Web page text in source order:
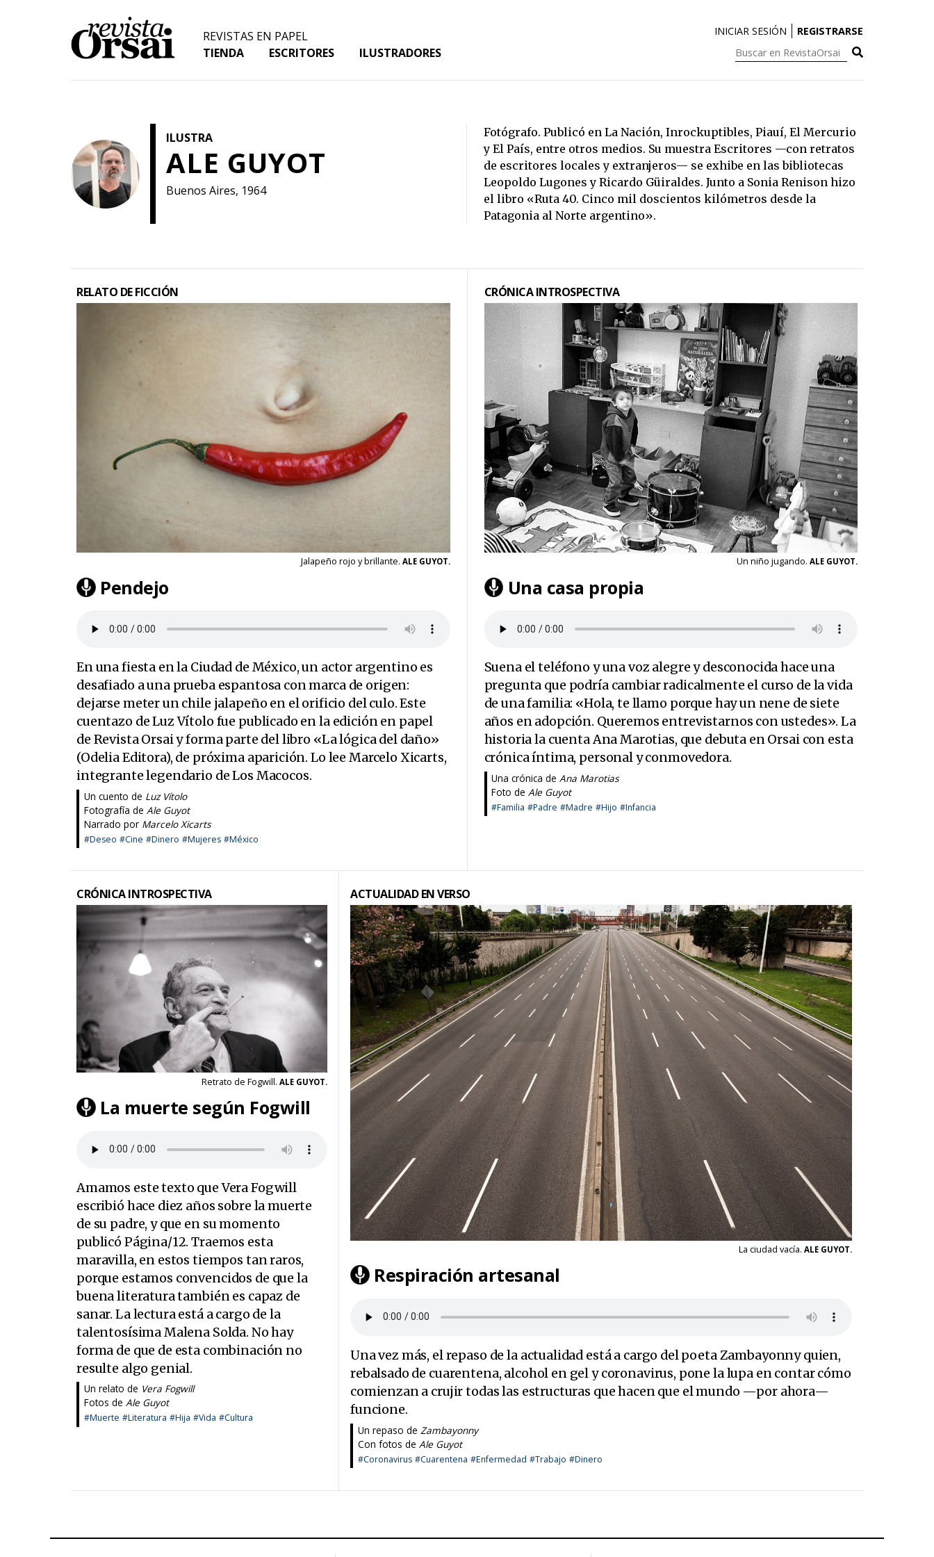
REVISTAS EN PAPEL
TIENDA
ESCRITORES ILUSTRADORES
INICIAR SESIÓN REGISTRARSE
Buscar
RevistaOrsai:
ILUSTRA
ALE GUYOT
Buenos Aires, 1964
Fotógrafo. Publicó en La Nación, Inrockuptibles, Piauí, El Mercurio
y El País, entre otros medios. Su muestra Escritores —con retratos
de escritores locales y extranjeros— se exhibe en las bibliotecas
Leopoldo Lugones y Ricardo Güiraldes. Junto a Sonia Renison hizo
el libro «Ruta 40. Cinco mil doscientos kilómetros desde la
Patagonia al Norte argentino».
RELATO DE FICCIÓN
Jalapeño rojo y brillante. ALE GUYOT.
Pendejo
En una fiesta en la Ciudad de México, un actor argentino es
desafiado a una prueba espantosa con marca de origen:
dejarse meter un chile jalapeño en el orificio del culo. Este
cuentazo de Luz Vítolo fue publicado en la edición en papel
de Revista Orsai y forma parte del libro «La lógica del daño»
(Odelia Editora), de próxima aparición. Lo lee Marcelo Xicarts,
integrante legendario de Los Macocos.
Un cuento de Luz Vítolo
Fotografía de Ale Guyot
Narrado por Marcelo Xicarts
#Deseo #Cine #Dinero #Mujeres #México
CRÓNICA INTROSPECTIVA
Un niño jugando. ALE GUYOT.
Una casa propia
Suena el teléfono y una voz alegre y desconocida hace una
pregunta que podría cambiar radicalmente el curso de la vida
de una familia: «Hola, te llamo porque hay un nene de siete
años en adopción. Queremos entrevistarnos con ustedes». La
historia la cuenta Ana Marotias, que debuta en Orsai con esta
crónica íntima, personal y conmovedora.
Una crónica deAna Marotias
Foto deAle Guyot
#Familia #Padre #Madre #Hijo #Infancia
CRÓNICA INTROSPECTIVA
Retrato de Fogwill. ALE GUYOT.
La muerte según Fogwill
Amamos este texto que Vera Fogwill
escribió hace diez años sobre la muerte
de su padre, y que en su momento
publicó Página/12. Traemos esta
maravilla, en estos tiempos tan raros,
porque estamos convencidos de que la
buena literatura también es capaz de
sanar. La lectura está a cargo de la
talentosísima Malena Solda. No hay
forma de que de esta combinación no
resulte algo genial.
Un relato de Vera Fogwill
Fotos de Ale Guyot
#Muerte #Literatura #Hija #Vida #Cultura
ACTUALIDAD EN VERSO
La ciudad vacía. ALE GUYOT.
Respiración artesanal
Una vez más, el repaso de la actualidad está a cargo del poeta Zambayonny quien,
rebalsado de cuarentena, alcohol en gel y coronavirus, pone la lupa en contar cómo
comienzan a crujir todas las estructuras que hacen que el mundo —por ahora—
funcione.
Un repaso de Zambayonny
Con fotos de Ale Guyot
#Coronavirus #Cuarentena #Enfermedad #Trabajo #Dinero